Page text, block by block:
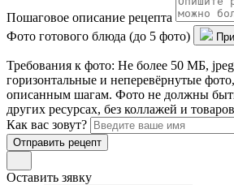
Пошаговое описание рецепта
Фото готового блюда (до 5 фото)
Требования к фото: Не более 50 МБ,
горизонтальные и неперевёрнутые
описанным шагам. Фото не должны
других ресурсах, без коллажей и
Как вас зовут?
Отправить рецепт
Оставить зявку